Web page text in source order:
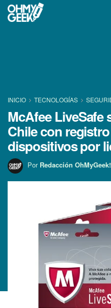
INICIO TECNOLOGÍ­AS
McAfee LiveSafe
Chile con
dispositivos por
Por Redacción OhMyGeek!